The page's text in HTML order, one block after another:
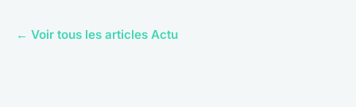
← Voir tous les articles Actu